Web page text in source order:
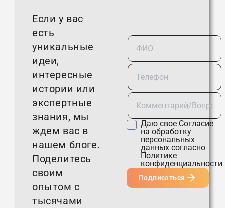
Если у вас
есть
уникальные
идеи,
интересные
истории или
экспертные
знания, мы
ждем вас в
нашем блоге.
Поделитесь
своим
опытом с
тысячами
Даю свое Согласие
на обработку
персональных
данных согласно
Политике
конфиденциальности
Подписаться